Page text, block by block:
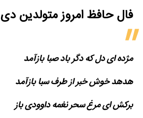
فال حافظ امروز متولدین‌ دی
مژده ای دل که دگر باد صبا بازآمد
هدهد خوش خبر از طرف سبا بازآمد
برکش ای مرغ سحر نغمه داوودی باز